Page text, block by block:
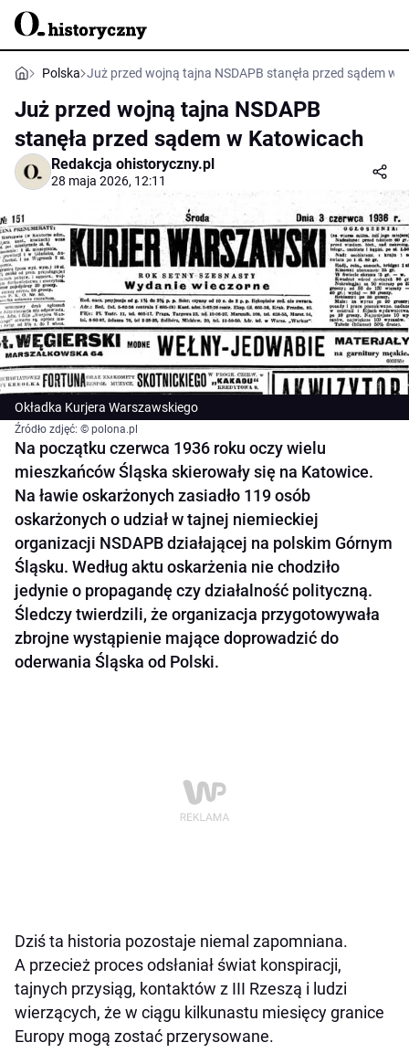
Polska Już przed wojną tajna NSDAPB stanęła przed sądem w
Już przed wojną tajna NSDAPB
stanęła przed sądem w Katowicach
Redakcja ohistoryczny.pl
28 maja 2026, 12:11
Okładka Kurjera Warszawskiego
Źródło zdjęć: © polona.pl
Na początku czerwca 1936 roku oczy wielu
mieszkańców Śląska skierowały się na Katowice.
Na ławie oskarżonych zasiadło 119 osób
oskarżonych o udział w tajnej niemieckiej
organizacji NSDAPB działającej na polskim Górnym
Śląsku. Według aktu oskarżenia nie chodziło
jedynie o propagandę czy działalność polityczną.
Śledczy twierdzili, że organizacja przygotowywała
zbrojne wystąpienie mające doprowadzić do
oderwania Śląska od Polski.
Dziś ta historia pozostaje niemal zapomniana.
A przecież proces odsłaniał świat konspiracji,
tajnych przysiąg, kontaktów z III Rzeszą i ludzi
wierzących, że w ciągu kilkunastu miesięcy granice
Europy mogą zostać przerysowane.